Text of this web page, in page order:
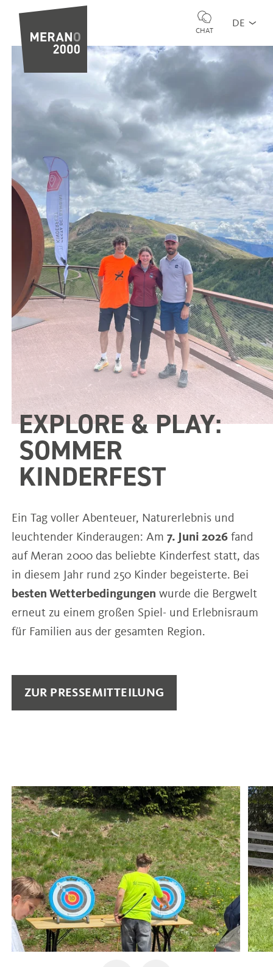
CHAT
DE
EXPLORE & PLAY:
SOMMER
KINDERFEST
Ein Tag voller Abenteuer, Naturerlebnis und
leuchtender Kinderaugen: Am 7. Juni 2026fand
auf Meran 2000 das beliebte Kinderfest statt, das
in diesem Jahr rund 250 Kinder begeisterte. Bei
besten Wetterbedingungen wurde die Bergwelt
erneut zu einem großen Spiel- und Erlebnisraum
für Familien aus der gesamten Region.
ZUR PRESSEMITTEILUNG